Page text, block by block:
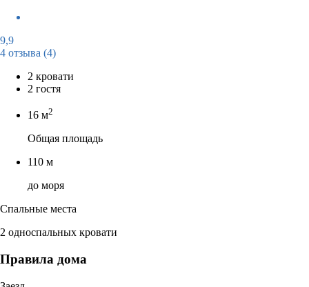
9,9
4 отзыва (4)
2 кровати
2 гостя
16 м2
Общая площадь
110 м
до моря
Спальные места
2 односпальных кровати
Правила дома